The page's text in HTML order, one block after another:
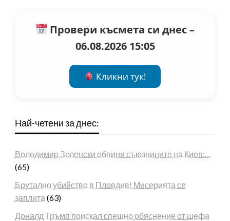
Провери късмета си днес –
06.08.2026 15:05
Кликни тук!
Най-четени за днес:
Володимир Зеленски обвини съюзниците на Киев:…
(65)
Брутално убийство в Пловдив! Мисерията се
заплита (63)
Доналд Тръмп поискал спешно обяснение от шефа